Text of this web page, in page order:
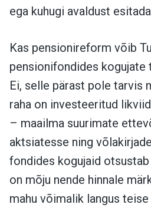
ega kuhugi avaldust
Kas pensionireform võib
pensionifondides
Ei, selle pärast pole tarvis
raha on investeeritud
– maailma suurimate
aktsiatesse ning
fondides kogujaid
on mõju nende hinnale
mahu võimalik langus